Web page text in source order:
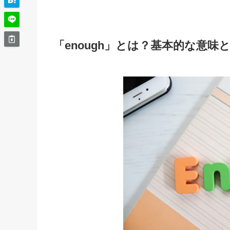
「enough」とは？基本的な意味